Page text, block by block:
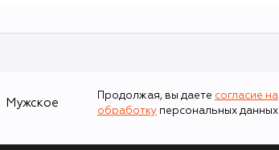
Мужское
Продолжая, вы даете согласие на
обработку персональных данных